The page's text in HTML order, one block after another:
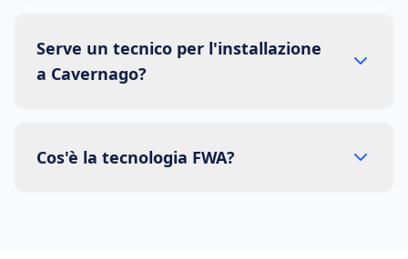
Serve un tecnico per l'installazione
a Cavernago?
Cos'è la tecnologia FWA?